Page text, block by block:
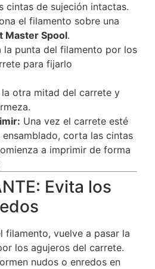
cintas de sujeción intactas.
el filamento sobre una
Master Spool.
la punta del filamento por los
para fijarlo
otra mitad del carrete y
Una vez el carrete esté
corta las cintas
a imprimir de forma
Evita los
filamento, vuelve a pasar la
los agujeros del carrete.
nudos o enredos en